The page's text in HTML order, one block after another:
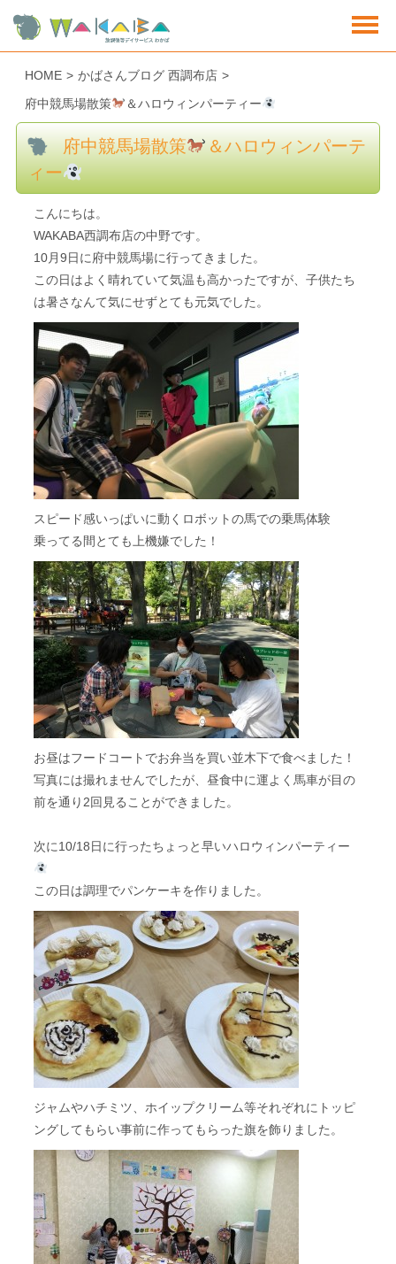
HOME > かばさんブログ 西調布店 >
府中競馬場散策
＆ハロウィンパーティー
府中競馬場散策
＆ハロウィンパーテ
ィー
こんにちは。
WAKABA西調布店の中野です。
10月9日に府中競馬場に行ってきました。
この日はよく晴れていて気温も高かったですが、子供たち
は暑さなんて気にせずとても元気でした。
スピード感いっぱいに動くロボットの馬での乗馬体験
乗ってる間とても上機嫌でした！
お昼はフードコートでお弁当を買い並木下で食べました！
写真には撮れませんでしたが、昼食中に運よく馬車が目の
前を通り2回見ることができました。
次に10/18日に行ったちょっと早いハロウィンパーティー
この日は調理でパンケーキを作りました。
ジャムやハチミツ、ホイップクリーム等それぞれにトッピ
ングしてもらい事前に作ってもらった旗を飾りました。